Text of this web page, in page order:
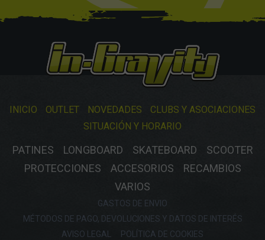
INICIO OUTLET NOVEDADES
CLUBS Y ASOCIACIONES
SITUACIÓN Y HORARIO
PATINES LONGBOARD SKATEBOARD
SCOOTER
PROTECCIONES
ACCESORIOS
RECAMBIOS
VARIOS
GASTOS DE ENVIO
MÉTODOS DE PAGO, DEVOLUCIONES Y DATOS DE INTERÉS
AVISO LEGAL
POLÍTICA DE COOKIES